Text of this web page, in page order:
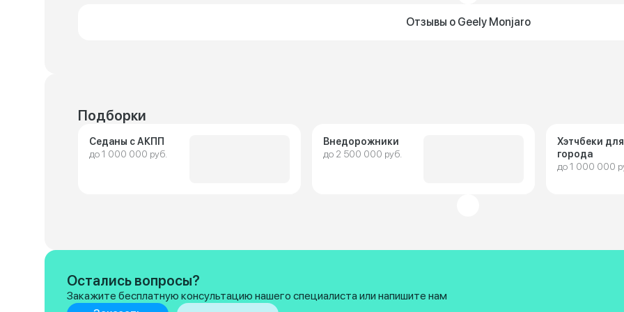
Отзывы о Geely Monjaro
Подборки
Седаны с АКПП
до 1 000 000 руб.
Внедорожники
до 2 500 000 руб.
Хэтчбеки для
города
до 1 000 000
Остались вопросы?
Закажите бесплатную консультацию нашего специалиста или напишите нам